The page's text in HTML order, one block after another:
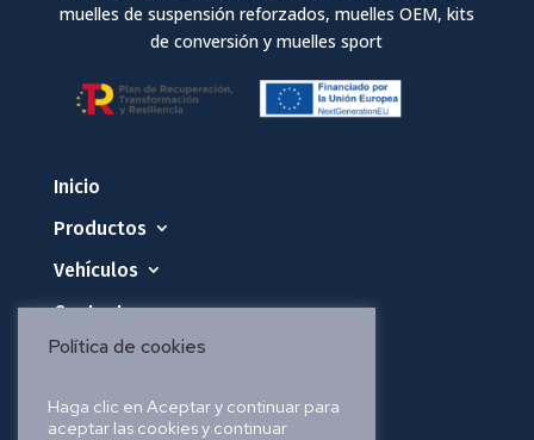
muelles de suspensión reforzados, muelles OEM, kits
de conversión y muelles sport
Inicio
Productos
Vehículos
Contacto
Política de cookies
Política de cookies
Haga clic en Aceptar y continuar para
aceptar las cookies y continuar